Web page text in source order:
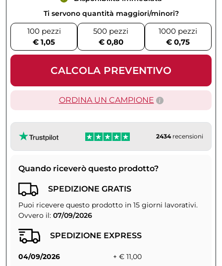
Ti servono quantità maggiori/minori?
100 pezzi
€ 1,05
500 pezzi
€ 0,80
1000 pezzi
€ 0,75
CALCOLA PREVENTIVO
ORDINA UN CAMPIONE
2434recensioni
Quando riceverò questo prodotto?
SPEDIZIONE GRATIS
Puoi ricevere questo prodotto in 15 giorni lavorativi.
Ovvero il: 07/09/2026
SPEDIZIONE EXPRESS
04/09/2026
+ € 11,00